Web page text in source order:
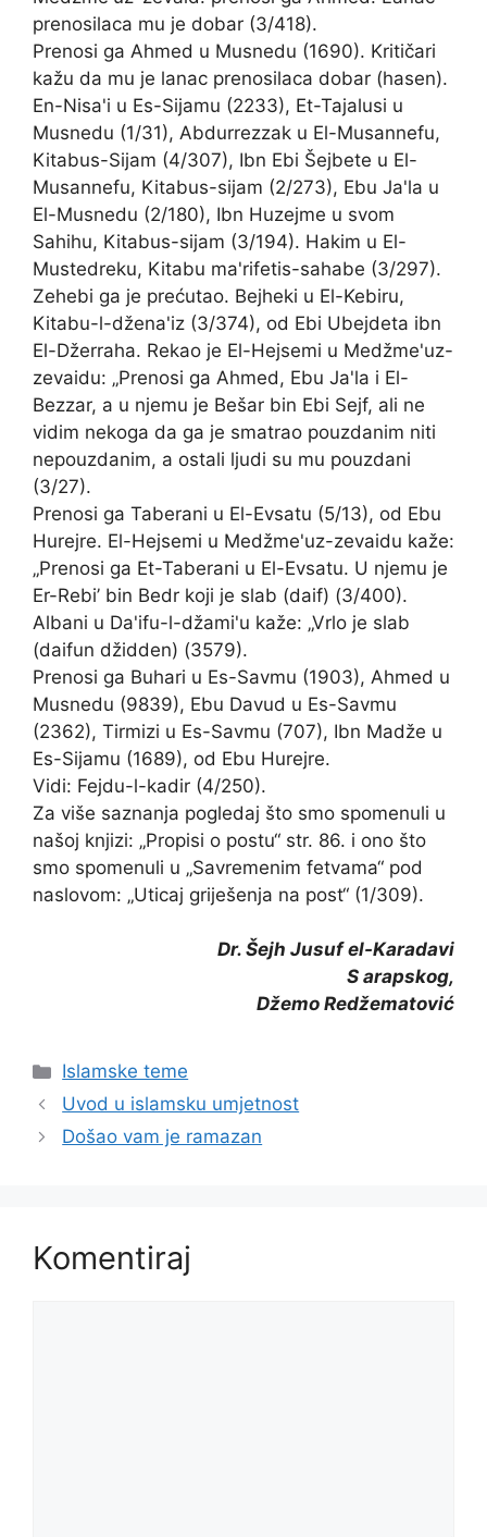
prenosilaca mu je dobar (3/418).
Prenosi ga Ahmed u Musnedu (1690). Kritičari
kažu da mu je lanac prenosilaca dobar (hasen).
En-Nisa'i u Es-Sijamu (2233), Et-Tajalusi u
Musnedu (1/31), Abdurrezzak u El-Musannefu,
Kitabus-Sijam (4/307), Ibn Ebi Šejbete u El-
Musannefu, Kitabus-sijam (2/273), Ebu Ja'la u
El-Musnedu (2/180), Ibn Huzejme u svom
Sahihu, Kitabus-sijam (3/194). Hakim u El-
Mustedreku, Kitabu ma'rifetis-sahabe (3/297).
Zehebi ga je prećutao. Bejheki u El-Kebiru,
Kitabu-l-džena'iz (3/374), od Ebi Ubejdeta ibn
El-Džerraha. Rekao je El-Hejsemi u Medžme'uz-
zevaidu: „Prenosi ga Ahmed, Ebu Ja'la i El-
Bezzar, a u njemu je Bešar bin Ebi Sejf, ali ne
vidim nekoga da ga je smatrao pouzdanim niti
nepouzdanim, a ostali ljudi su mu pouzdani
(3/27).
Prenosi ga Taberani u El-Evsatu (5/13), od Ebu
Hurejre. El-Hejsemi u Medžme'uz-zevaidu kaže:
„Prenosi ga Et-Taberani u El-Evsatu. U njemu je
Er-Rebi’ bin Bedr koji je slab (daif) (3/400).
Albani u Da'ifu-l-džami'u kaže: „Vrlo je slab
(daifun džidden) (3579).
Prenosi ga Buhari u Es-Savmu (1903), Ahmed u
Musnedu (9839), Ebu Davud u Es-Savmu
(2362), Tirmizi u Es-Savmu (707), Ibn Madže u
Es-Sijamu (1689), od Ebu Hurejre.
Vidi: Fejdu-l-kadir (4/250).
Za više saznanja pogledaj što smo spomenuli u
našoj knjizi: „Propisi o postu“ str. 86. i ono što
smo spomenuli u „Savremenim fetvama“ pod
naslovom: „Uticaj griješenja na post“ (1/309).
Dr. Šejh Jusuf el-Karadavi
S arapskog,
Džemo Redžematović
Kategorije
Islamske teme
Uvod u islamsku umjetnost
Došao vam je ramazan
Komentiraj